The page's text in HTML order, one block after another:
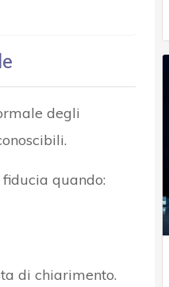
degli
fiducia quando:
di chiarimento.